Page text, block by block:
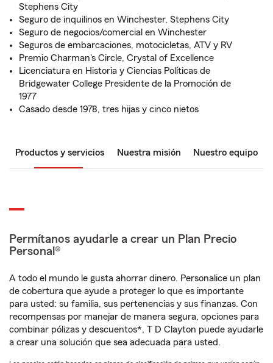
Stephens City
Seguro de inquilinos en Winchester, Stephens City
Seguro de negocios/comercial en Winchester
Seguros de embarcaciones, motocicletas, ATV y RV
Premio Charman's Circle, Crystal of Excellence
Licenciatura en Historia y Ciencias Políticas de
Bridgewater College Presidente de la Promoción de
1977
Casado desde 1978, tres hijas y cinco nietos
Productos y servicios Nuestra misión Nuestro equipo
Permítanos ayudarle a crear un Plan Precio
Personal®
A todo el mundo le gusta ahorrar dinero. Personalice un plan
de cobertura que ayude a proteger lo que es importante
para usted: su familia, sus pertenencias y sus finanzas. Con
recompensas por manejar de manera segura, opciones para
combinar pólizas y descuentos*, T D Clayton puede ayudarle
a crear una solución que sea adecuada para usted.